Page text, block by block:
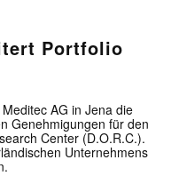
Portfolio
AG in Jena die
Genehmigungen für den
Center (D.O.R.C.).
Unternehmens